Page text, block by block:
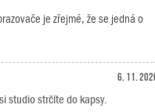
je zřejmé, že se jedná o
6. 11.
studio strčíte do kapsy.